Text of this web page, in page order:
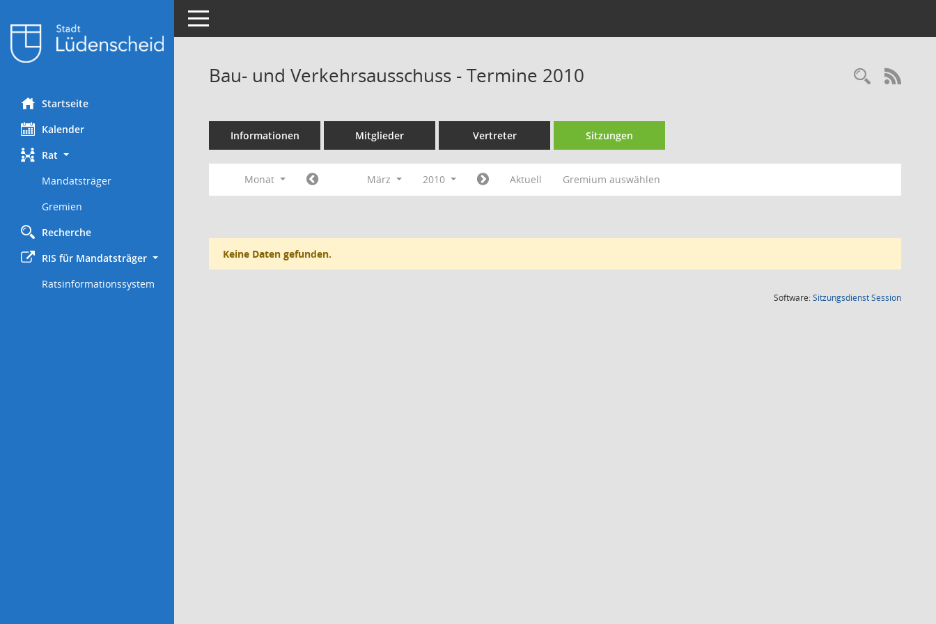
Startseite
Kalender
Rat
Mandatsträger
Gremien
Recherche
RIS für Mandatsträger
Ratsinformationssystem
Toggle navigation
Bau- und Verkehrsausschuss - Termine 2010
Informationen Mitglieder Vertreter Sitzungen
Monat März 2010 Aktuell Gremium auswählen
Keine Daten gefunden.
Software:SitzungsdienstSession(Wird in